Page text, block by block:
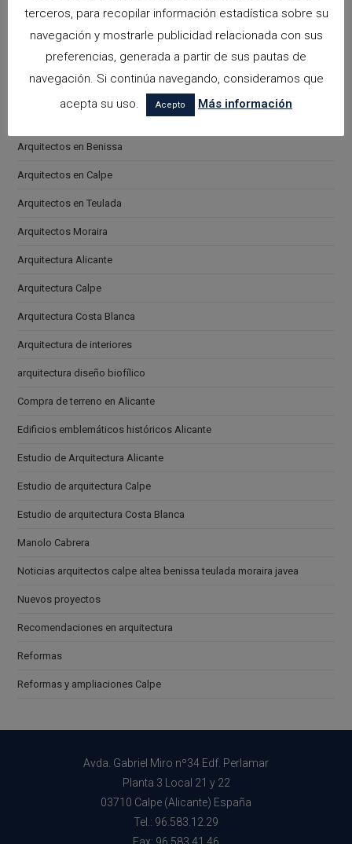
arquitectora espacios biofilicos
Arquitectos en Benissa
Arquitectos en Calpe
Arquitectos en Teulada
Arquitectos Moraira
Arquitectura Alicante
Arquitectura Calpe
Arquitectura Costa Blanca
Arquitectura de interiores
arquitectura diseño biofílico
Compra de terreno en Alicante
Edificios emblemáticos históricos Alicante
Estudio de Arquitectura Alicante
Estudio de arquitectura Calpe
Estudio de arquitectura Costa Blanca
Manolo Cabrera
Noticias arquitectos calpe altea benissa teulada moraira javea
Nuevos proyectos
Recomendaciones en arquitectura
Reformas
Reformas y ampliaciones Calpe
Avda. Gabriel Miro nº34 Edf. Perlamar
Planta 3 Local 21 y 22
03710 Calpe (Alicante) España
Tel.: 96.583.12.29
terceros, para recopilar información estadística sobre su
navegación y mostrarle publicidad relacionada con sus
preferencias, generada a partir de sus pautas de
navegación. Si continúa navegando, consideramos que
acepta su uso.
Acepto Más información